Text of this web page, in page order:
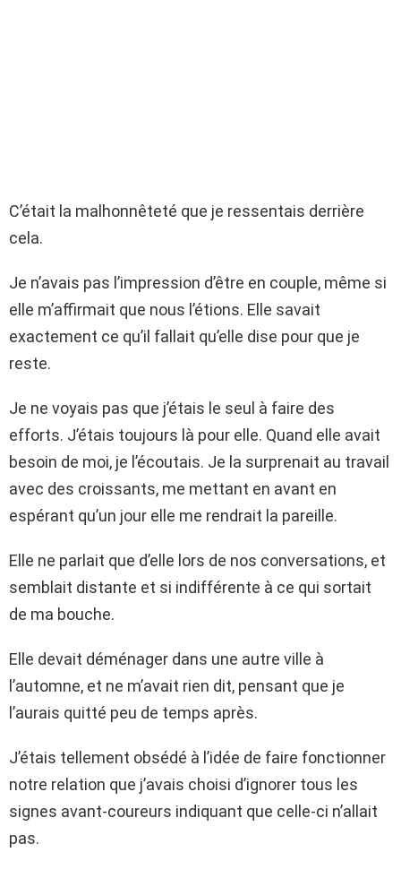
C’était la malhonnêteté que je ressentais derrière
cela.
Je n’avais pas l’impression d’être en couple, même si
elle m’affirmait que nous l’étions. Elle savait
exactement ce qu’il fallait qu’elle dise pour que je
reste.
Je ne voyais pas que j’étais le seul à faire des
efforts. J’étais toujours là pour elle. Quand elle avait
besoin de moi, je l’écoutais. Je la surprenait au travail
avec des croissants, me mettant en avant en
espérant qu’un jour elle me rendrait la pareille.
Elle ne parlait que d’elle lors de nos conversations, et
semblait distante et si indifférente à ce qui sortait
de ma bouche.
Elle devait déménager dans une autre ville à
l’automne, et ne m’avait rien dit, pensant que je
l’aurais quitté peu de temps après.
J’étais tellement obsédé à l’idée de faire fonctionner
notre relation que j’avais choisi d’ignorer tous les
signes avant-coureurs indiquant que celle-ci n’allait
pas.